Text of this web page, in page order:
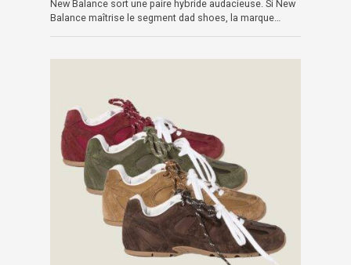
New Balance sort une paire hybride audacieuse. Si New
Balance maîtrise le segment dad shoes, la marque…